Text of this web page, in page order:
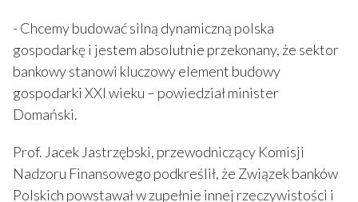
- Chcemy budować silną dynamiczną polska
gospodarkę i jestem absolutnie przekonany, że sektor
bankowy stanowi kluczowy element budowy
gospodarki XXI wieku – powiedział minister
Domański.
Prof. Jacek Jastrzębski, przewodniczący Komisji
Nadzoru Finansowego podkreślił, że Związek banków
Polskich powstawał w zupełnie innej rzeczywistości i